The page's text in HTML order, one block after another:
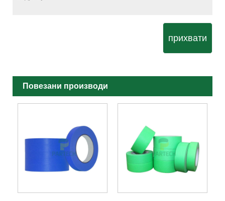
прихвати
Повезани производи